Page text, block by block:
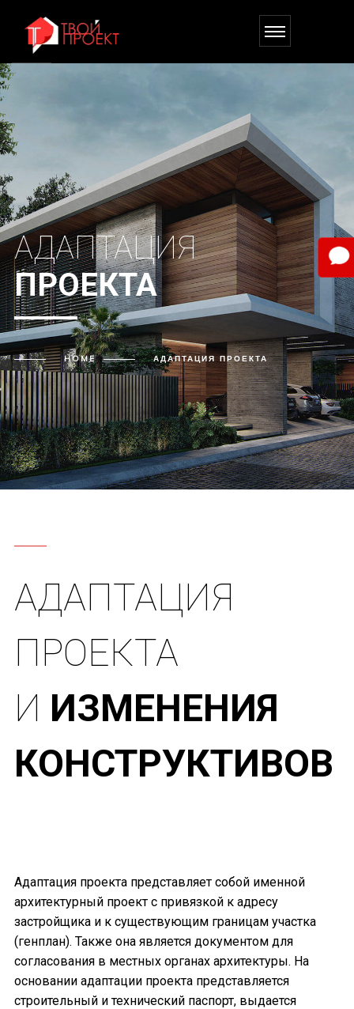
АДАПТАЦИЯ
ПРОЕКТА
HOME АДАПТАЦИЯПРОЕКТА
АДАПТАЦИЯ
ПРОЕКТА
И ИЗМЕНЕНИЯ
КОНСТРУКТИВОВ
Адаптация проекта представляет собой именной
архитектурный проект с привязкой к адресу
застройщика и к существующим границам участка
(генплан). Также она является документом для
согласования в местных органах архитектуры. На
основании aдаптации проекта представляется
строительный и технический паспорт, выдается